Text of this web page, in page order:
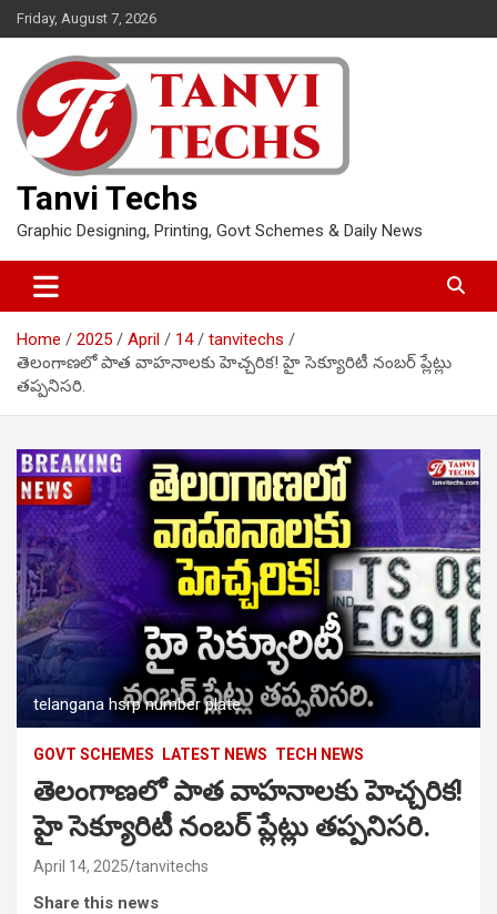
Skip
to
content
Friday, August 7, 2026
Tanvi Techs
Graphic Designing, Printing, Govt Schemes & Daily News
Home 2025 April 14
tanvitechs
తెలంగాణలో పాత వాహనాలకు హెచ్చరిక! హై సెక్యూరిటీ నంబర్ ప్లేట్లు
తప్పనిసరి.
telangana hsrp number plate
GOVT SCHEMES LATEST NEWS TECH NEWS
తెలంగాణలో పాత వాహనాలకు హెచ్చరిక!
హై సెక్యూరిటీ నంబర్ ప్లేట్లు తప్పనిసరి.
April 14, 2025 tanvitechs
Share this news